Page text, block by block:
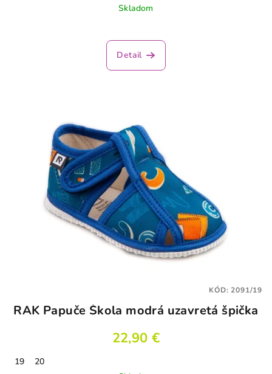
Skladom
hodnotenie
produktu
Detail
RAK Papuče Škola modrá uzavretá špička
22,90 €
19
20
KÓD:2091/19